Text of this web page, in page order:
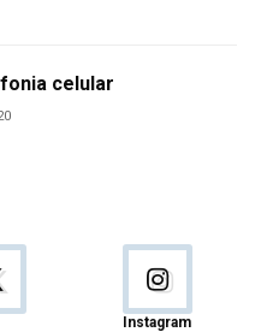
celular
Instagram